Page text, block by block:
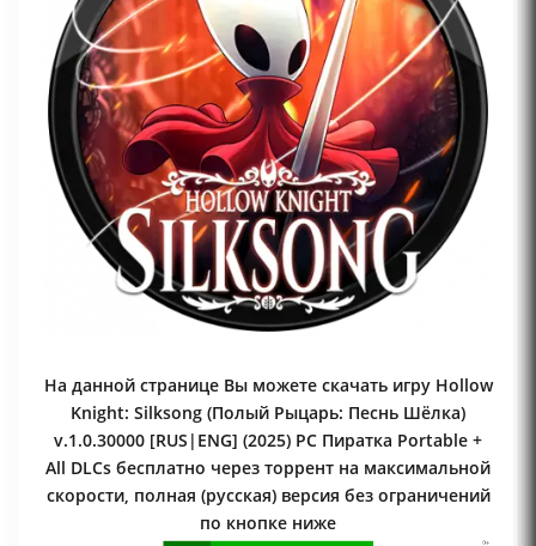
На данной странице Вы можете скачать игру Hollow
Knight: Silksong (Полый Рыцарь: Песнь Шёлка)
v.1.0.30000 [RUS|ENG] (2025) PC Пиратка Portable +
All DLCs бесплатно через торрент на максимальной
скорости, полная (русская) версия без ограничений
по кнопке ниже